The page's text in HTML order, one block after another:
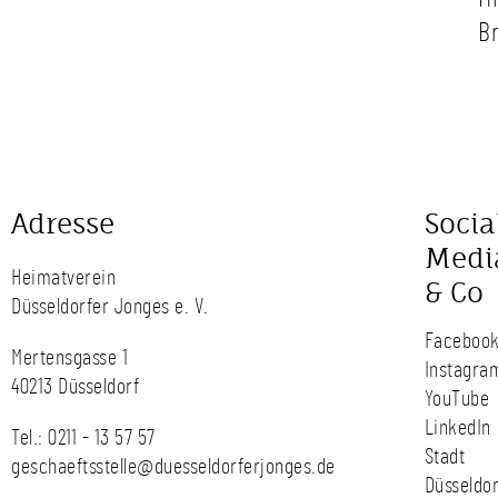
Adresse
Heimatverein
Düsseldorfer Jonges e. V.
Mertensgasse 1
40213 Düsseldorf
Tel.: 0211 - 13 57 57
geschaeftsstelle@duesseldorferjonges.de
& Co
YouTube
LinkedIn
Stadt